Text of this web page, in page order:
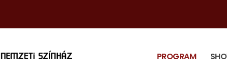
PROGRAM